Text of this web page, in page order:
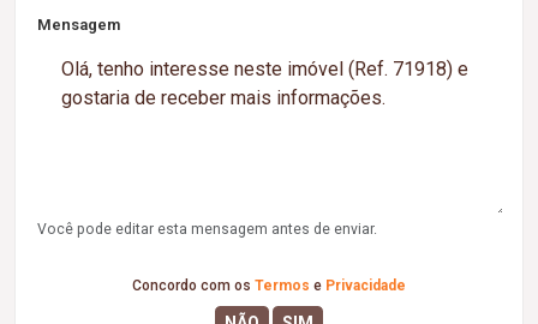
Mensagem
Você pode editar esta mensagem antes de enviar.
Concordo com os Termos e Privacidade